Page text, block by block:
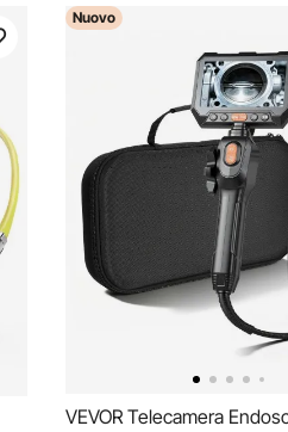
Nuovo
VEVOR Telecamera